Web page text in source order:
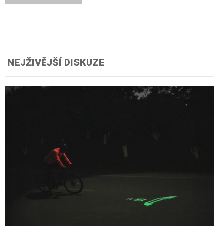
NEJŽIVĚJŠÍ DISKUZE